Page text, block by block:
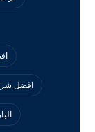
افضل